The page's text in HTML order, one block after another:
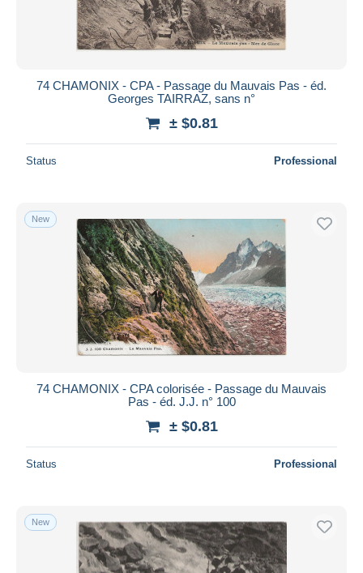
74 CHAMONIX - CPA - Passage du Mauvais Pas - éd.
Georges TAIRRAZ, sans n°
± $0.81
Status Professional
New
74 CHAMONIX - CPA colorisée - Passage du Mauvais
Pas - éd. J.J. n° 100
± $0.81
Status Professional
New